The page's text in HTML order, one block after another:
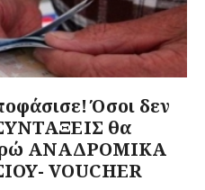
Όσοι δεν
θα
ΑΝΑΔΡΟΜΙΚΑ
VOUCHER